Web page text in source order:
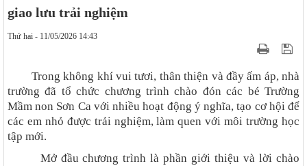
giao lưu trải nghiệm
Thứ hai - 11/05/2026 14:43
Trong không khí vui tươi, thân thiện và đầy ấm áp, nhà
trường đã tổ chức chương trình chào đón các bé Trường
Mầm non Sơn Ca với nhiều hoạt động ý nghĩa, tạo cơ hội để
các em nhỏ được trải nghiệm, làm quen với môi trường học
tập mới.
Mở đầu chương trình là phần giới thiệu và lời chào